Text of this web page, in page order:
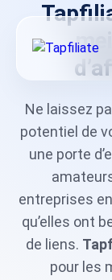
Ne laissez
potentiel de
une porte
entreprises
qu’elles ont
de liens.
pour les